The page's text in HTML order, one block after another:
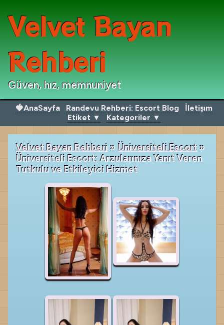
Velvet Bayan
Rehberi
Güven, hız, memnuniyet
🍓AnaSayfa Randevu Rehberi: Escort Blog
İletişım
Etiket ▼
Kategoriler ▼
Velvet Bayan Rehberi » Üniversiteli Escort »
Üniversiteli Escort: Arzularınıza Yanıt Veren
Tutkulu ve Etkileyici Hizmet